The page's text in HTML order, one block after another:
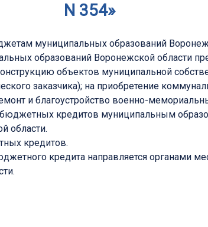
N 354»
муниципальных образований
образований Воронежской области
объектов муниципальной
заказчика); на приобретение
и благоустройство военно-
кредитов муниципальным
области.
кредитов.
кредита направляется органами